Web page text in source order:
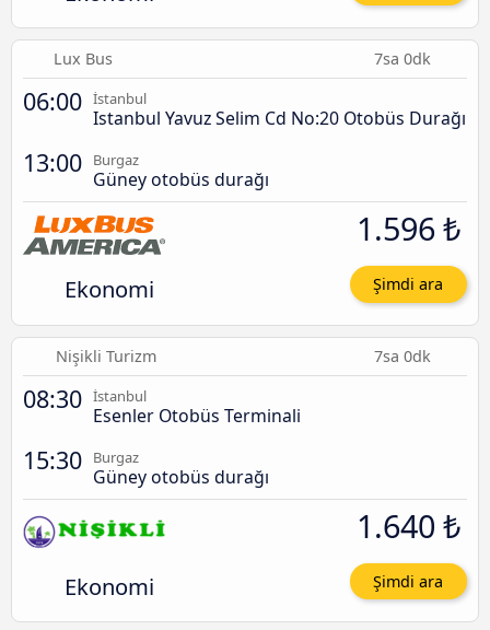
Lux Bus 7sa 0dk
06:00 İstanbul
Istanbul Yavuz Selim Cd No:20 Otobüs Durağı
13:00 Burgaz
Güney otobüs durağı
Ekonomi
1.596 ₺
Şimdi ara
Nişikli Turizm 7sa 0dk
08:30 İstanbul
Esenler Otobüs Terminali
15:30 Burgaz
Güney otobüs durağı
Ekonomi
1.640 ₺
Şimdi ara